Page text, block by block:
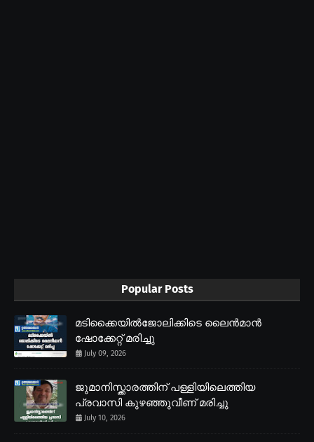
Popular Posts
മടിക്കൈയിൽജോലിക്കിടെ ലൈൻമാൻ
ഷോക്കേറ്റ് മരിച്ചു
July 09, 2026
ജുമാനിസ്ക്കാരത്തിന് പള്ളിയിലെത്തിയ
പ്രവാസി കുഴഞ്ഞുവീണ് മരിച്ചു
July 10, 2026